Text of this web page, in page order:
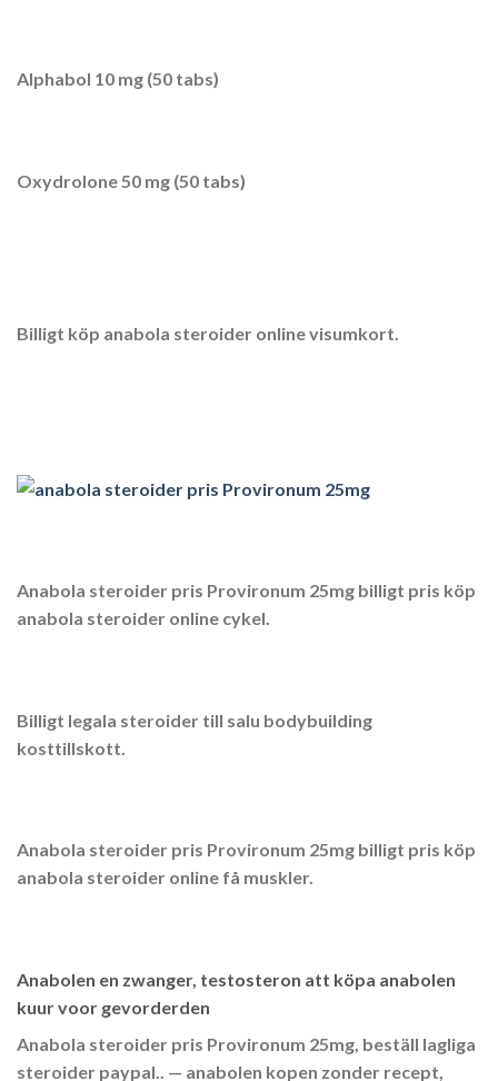
Alphabol 10 mg (50 tabs)
Oxydrolone 50 mg (50 tabs)
Billigt köp anabola steroider online visumkort.
Anabola steroider pris Provironum 25mg billigt pris köp
anabola steroider online cykel.
Billigt legala steroider till salu bodybuilding
kosttillskott.
Anabola steroider pris Provironum 25mg billigt pris köp
anabola steroider online få muskler.
Anabolen en zwanger, testosteron att köpa anabolen
kuur voor gevorderden
Anabola steroider pris Provironum 25mg, beställ lagliga
steroider paypal.. — anabolen kopen zonder recept,